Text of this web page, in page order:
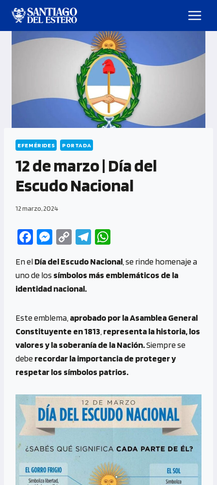
EFEMÉRIDES PORTADA
12 de marzo | Día del
Escudo Nacional
12 marzo, 2024
Fa
b
o
k
M
se
n
er
C
py
Li
k
Te
gr
a
at
s
p
p
En elDía del Escudo Nacional , se rinde homenaje a
uno de los símbolos más emblemáticos de la
identidad nacional.
Este emblema, aprobado por la Asamblea General
Constituyente en 1813 representa la historia, los
valores y la soberanía de la Nación.Siempre se
deberecordar la importancia de proteger y
respetar los símbolos patrios.